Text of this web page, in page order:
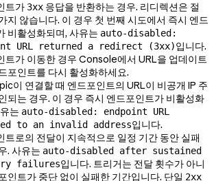
트가 3xx 응답을 반환하는 경우. 리디렉션은 절
지 않습니다. 이 경우 첫 번째 시도에서 즉시 엔드
비활성화되며, 사유는 auto-disabled:
URL returned a redirect (3xx)입니다.
트가 이동한 경우 Console에서 URL을 업데이트
포인트를 다시 활성화하세요.
이 연결할 때 엔드포인트의 URL이 비공개 IP 주
되는 경우. 이 경우 즉시 엔드포인트가 비활성화
는 auto-disabled: endpoint URL
to an invalid address입니다.
트로의 전달이 지속적으로 일정 기간 동안 실패
. 사유는 auto-disabled after sustained
failures입니다. 트리거는 전달 횟수가 아니
인트가 중단 없이 실패한 기간입니다. 단일 2xx